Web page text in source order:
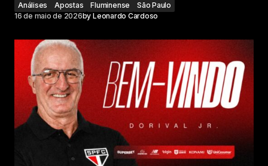
Análises Apostas Fluminense
São Paulo
16 de maio de 2026by Leonardo Cardoso